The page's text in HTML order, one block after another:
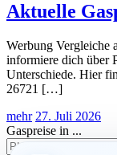
Aktuelle
Werbung Vergleiche
informiere dich über
Unterschiede. Hier
26721 […]
mehr 27. Juli 2026
Gaspreise in ...